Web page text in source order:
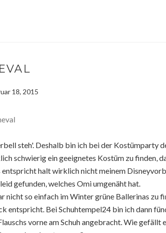
18, 2015
steh'. Deshalb bin ich bei der Kostümparty
schwierig ein geeignetes Kostüm zu finden,
entspricht halt wirklich nicht meinem
gefunden, welches Omi umgenäht hat.
nicht so einfach im Winter grüne Ballerinas zu
entspricht. Bei Schuhtempel24 bin ich dann
vorne am Schuh angebracht. Wie gefällt